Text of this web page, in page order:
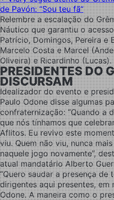
de Pavón: “Sou teu fã”
Relembre a escalação do
Náutico que garantiu o
Patrício, Domingos, Pereira e
Marcelo Costa e Marcel
Oliveira) e Ricardinho (Lucas).
PRESIDENTES DO
DISCURSAM
Idealizador do evento e
Paulo Odone disse algumas
confraternização: “Quando a
que nós tínhamos que
Aflitos. Eu revivo este
viu. Quem não viu, nunca
naquele jogo novamente”,
atual mandatário Alberto
“Quero saudar a presença
dirigentes aqui presentes, em
Odone. A maneira como o